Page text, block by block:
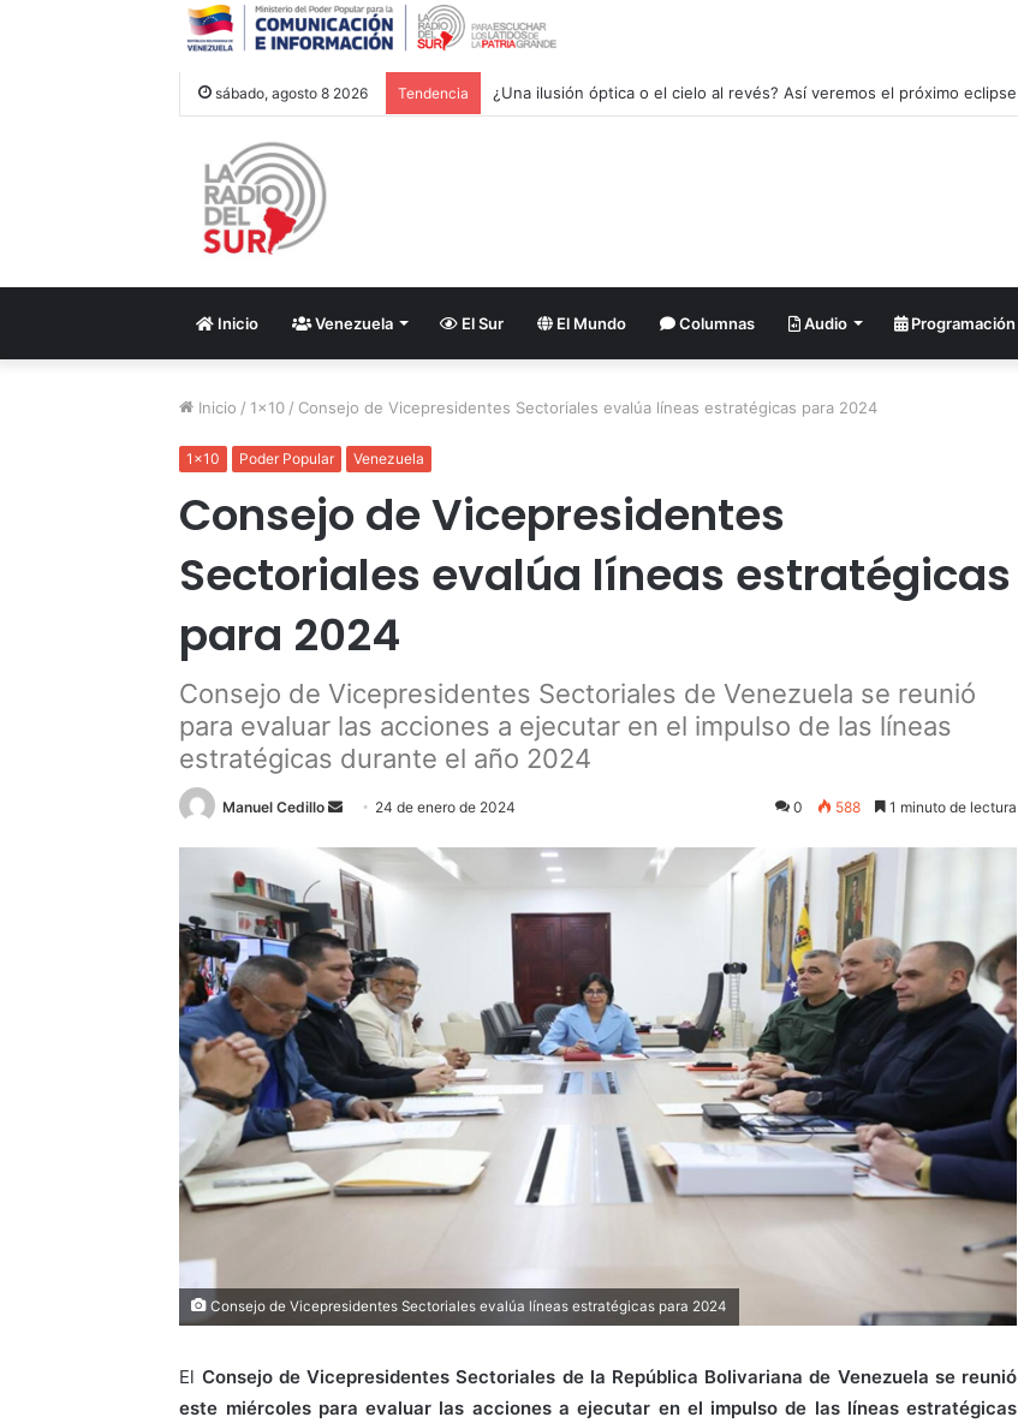
sábado, agosto 8 2026 Tendencia Trump ordena investigar la filtración sobre las reservas de municiones
Inicio Venezuela El Sur El Mundo Columnas Audio Programación
Inicio / 1x10 / Consejo de Vicepresidentes Sectoriales evalúa líneas estratégicas para 2024
1x10 Poder Popular Venezuela
Consejo de Vicepresidentes
Sectoriales evalúa líneas estratégicas
para 2024
Consejo de Vicepresidentes Sectoriales de Venezuela se reunió
para evaluar las acciones a ejecutar en el impulso de las líneas
estratégicas durante el año 2024
Manuel Cedillo
Send
email
24 de enero de 2024 0 588 1 minuto de lectura
Consejo de Vicepresidentes Sectoriales evalúa líneas estratégicas para 2024
El Consejo de Vicepresidentes Sectoriales de la República Bolivariana de Venezuela se reunió
este miércoles para evaluar las acciones a ejecutar en el impulso de las líneas estratégicas